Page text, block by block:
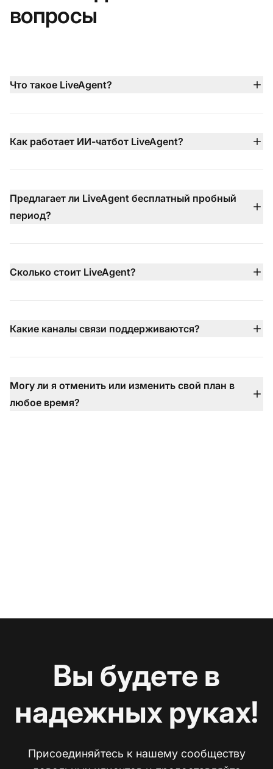
вопросы
Что такое LiveAgent?
чат, ИИ-чатбот, электронные обращения, встроенный
управление базой знаний в едином дашборде, чтобы
эффективную поддержку.
Как работает ИИ-чатбот LiveAgent?
документы для мгновенного ответа на
распространённые вопросы. Когда проблемы более
агентам с полным контекстом.
Предлагает ли LiveAgent бесплатный пробный
период?
позволяя протестировать все функции перед
Сколько стоит LiveAgent?
тарифами, включая планы Small, Medium, Large и
функции, такие как колл-центр, интеграция
Какие каналы связи поддерживаются?
Facebook, X, Instagram, WhatsApp, Viber, контактные
формы Telegram, базу знаний и многое другое — всё
Могу ли я отменить или изменить свой план в
любое время?
Вы будете в
надежных руках!
Присоединяйтесь к нашему сообществу